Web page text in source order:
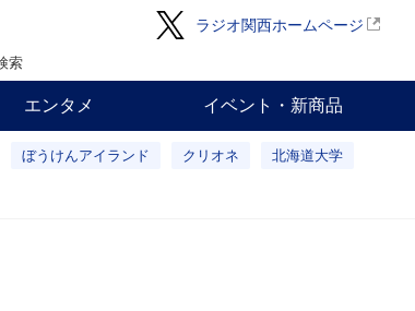
ラジオ関西ホームページ
索
エンタメ イベント・新商品
ぼうけんアイランド クリオネ 北海道大学